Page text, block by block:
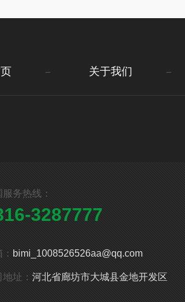
关于我们
服务热线：
3287777
bimi_1008526526aa@qq.com
址： 河北省廊坊市大城县金地开发区